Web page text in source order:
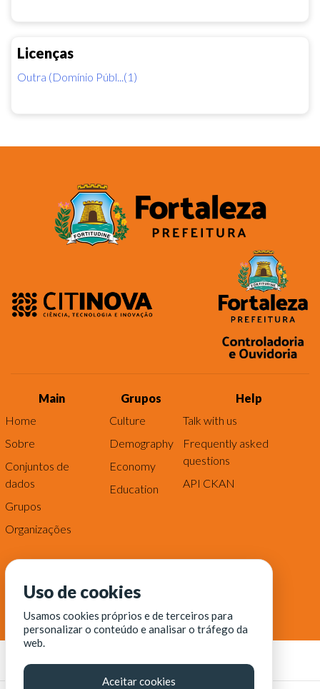
Licenças
Outra (Domínio Públ...(1)
Main
Home
Sobre
Conjuntos de
dados
Grupos
Organizações
Grupos
Culture
Demography
Economy
Education
Help
Talk with us
Frequently asked
questions
API CKAN
Uso de cookies
Usamos cookies próprios e de terceiros para
personalizar o conteúdo e analisar o tráfego da
web.
Aceitar cookies